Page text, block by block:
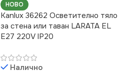
НОВО
Kanlux 36262 Осветително тяло
за стена или таван LARATA EL
E27 220V IP20
Налично